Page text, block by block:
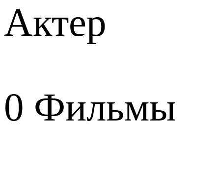
Актер
0 Фильмы